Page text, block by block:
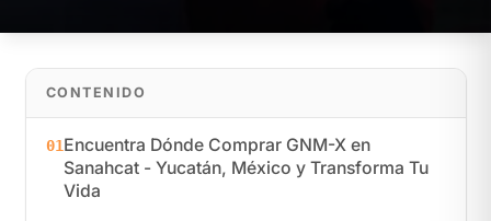
CONTENIDO
01Encuentra Dónde Comprar GNM-X en
Sanahcat - Yucatán, México y Transforma Tu
Vida